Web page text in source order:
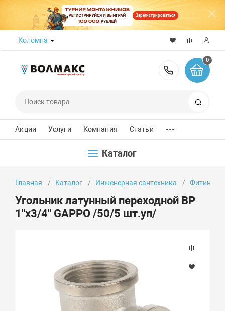
Зарегистрироваться
Коломна
8 (800)
0
Акции Услуги Компания Статьи ...
Каталог
Главная Каталог Инженерная сантехника Фитинги
Угольник латунный переходной ВР
1"х3/4" GAPPO /50/5 шт.уп/